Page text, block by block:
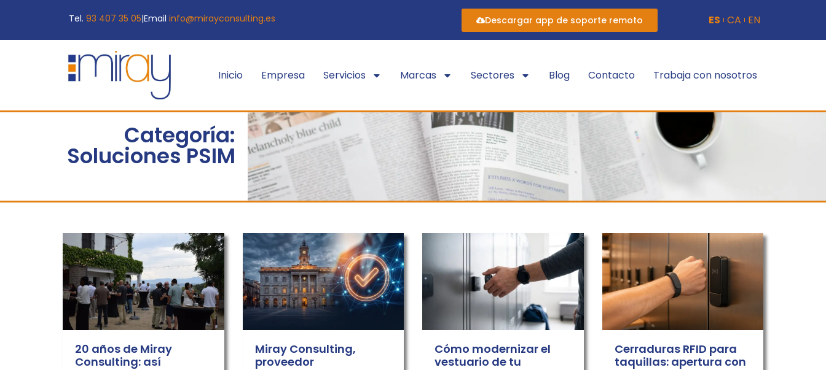
Tel. 93 407 35 05|Email info@mirayconsulting.es Descargar app de soporte remoto ES CA EN
Inicio Empresa Servicios Marcas Sectores Blog Contacto Trabaja con nosotros
Categoría:
Soluciones PSIM
20 años de Miray
Consulting: así
Miray Consulting,
proveedor
Cómo modernizar el
vestuario de tu
Cerraduras RFID para
taquillas: apertura con